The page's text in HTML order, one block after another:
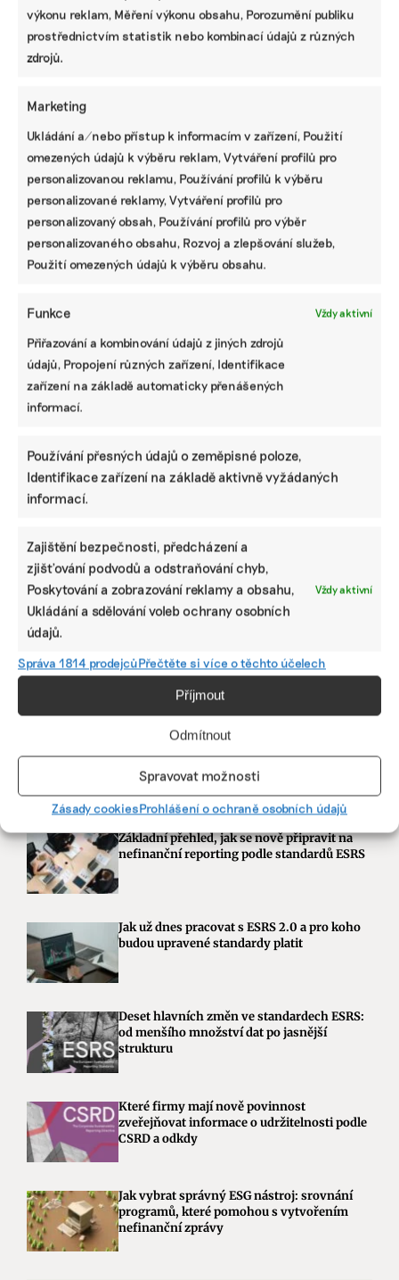
výkonu reklam, Měření výkonu obsahu, Porozumění publiku
prostřednictvím statistik nebo kombinací údajů z různých
zdrojů.
Marketing
Ukládání a/nebo přístup k informacím v zařízení, Použití
omezených údajů k výběru reklam, Vytváření profilů pro
personalizovanou reklamu, Používání profilů k výběru
personalizované reklamy, Vytváření profilů pro
personalizovaný obsah, Používání profilů pro výběr
personalizovaného obsahu, Rozvoj a zlepšování služeb,
Použití omezených údajů k výběru obsahu.
Funkce Vždy aktivní
Přiřazování a kombinování údajů z jiných zdrojů
údajů, Propojení různých zařízení, Identifikace
zařízení na základě automaticky přenášených
informací.
Používání přesných údajů o zeměpisné poloze,
Identifikace zařízení na základě aktivně vyžádaných
informací.
Zajištění bezpečnosti, předcházení a
zjišťování podvodů a odstraňování chyb,
Poskytování a zobrazování reklamy a obsahu,
Ukládání a sdělování voleb ochrany osobních
údajů.
Vždy aktivní
Správa 1814 prodejcůPřečtěte si více o těchto účelech
Příjmout
Odmítnout
Spravovat možnosti
Zásady cookiesProhlášení o ochraně osobních údajů
„Reportujte jen to, co je relevantní.“ EFRAG
zveřejnil návrh na snížení požadavků na
firmy o polovinu
Evropská poradní skupina pro finanční výkaznictví
zveřejnila návrh, jak zjednodušit klíčové evropské
by se měl snížit aspoň o polovinu. Jinými slovy, regulátoři
informací.
Martina Patočková | 20. června 2025 | ESG | CSRD,
nefinanční reporting
nesmyslných požadavků
Základní přehled, jak se nově připravit na
nefinanční reporting podle standardů ESRS
Jak už dnes pracovat s ESRS 2.0 a pro koho
budou upravené standardy platit
Deset hlavních změn ve standardech ESRS:
od menšího množství dat po jasnější
strukturu
Které firmy mají nově povinnost
zveřejňovat informace o udržitelnosti podle
CSRD a odkdy
Jak vybrat správný ESG nástroj: srovnání
programů, které pomohou s vytvořením
nefinanční zprávy